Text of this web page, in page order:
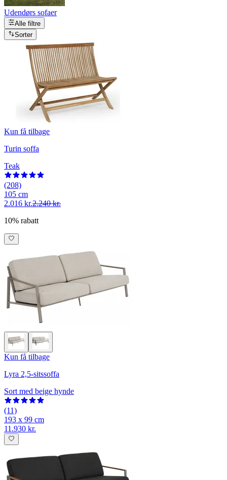
Udendørs sofaer
Alle filtre
Sorter
Kun få tilbage
Turin soffa
Teak
(208)
105 cm
2.016 kr.2.240 kr.
10% rabatt
Kun få tilbage
Lyra 2,5-sitssoffa
Sort med beige hynde
(11)
193 x 99 cm
11.930 kr.